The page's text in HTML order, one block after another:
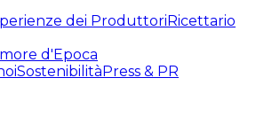
dei ProduttoriRicettario
d'Epoca
SostenibilitàPress & PR